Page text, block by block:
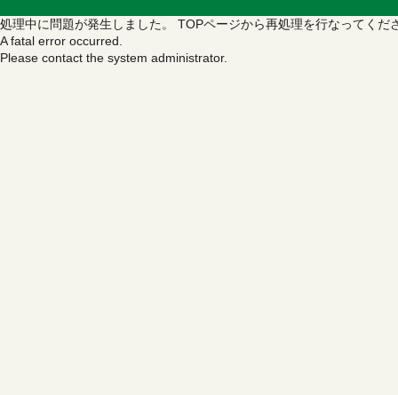
処理中に問題が発生しました。 TOPページから再処理を行なってくだ
A fatal error occurred.
Please contact the system administrator.